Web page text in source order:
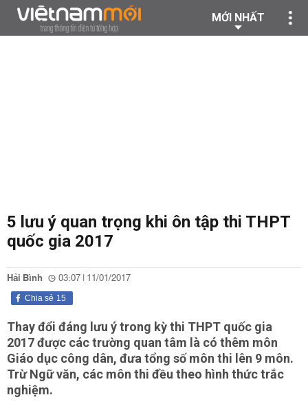
MỚI NHẤT
5 lưu ý quan trọng khi ôn tập thi THPT
quốc gia 2017
Hải Bình 03:07 | 11/01/2017
15
Chia sẻ
Thay đổi đáng lưu ý trong kỳ thi THPT quốc gia
2017 được các trường quan tâm là có thêm môn
Giáo dục công dân, đưa tổng số môn thi lên 9 môn.
Trừ Ngữ văn, các môn thi đều theo hình thức trắc
nghiệm.